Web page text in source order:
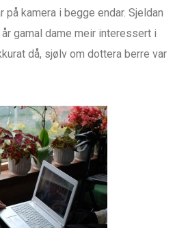
kamera i begge endar. Sjeldan
gamal dame meir interessert i
då, sjølv om dottera berre var